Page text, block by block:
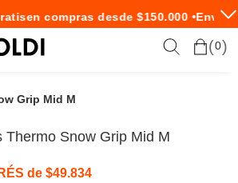
en compras desde $150.000 • Envío
0
Grip Mid M
Thermo Snow Grip Mid M
de $49.834